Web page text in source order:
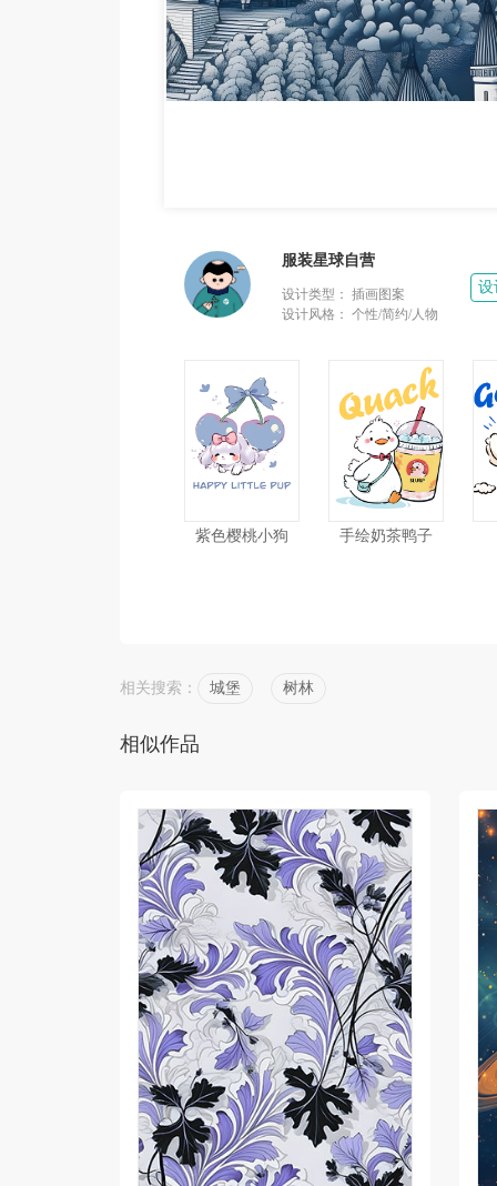
服装星球自营
设计类型： 插画图案
设计风格： 个性/简约/人物
设
紫色樱桃小狗 手绘奶茶鸭子
相关搜索： 城堡 树林
相似作品